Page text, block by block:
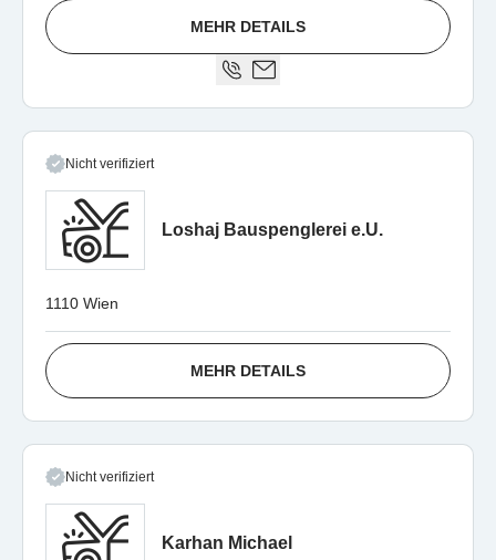
MEHR DETAILS
Nicht verifiziert
Loshaj Bauspenglerei e.U.
1110 Wien
MEHR DETAILS
Nicht verifiziert
Karhan Michael